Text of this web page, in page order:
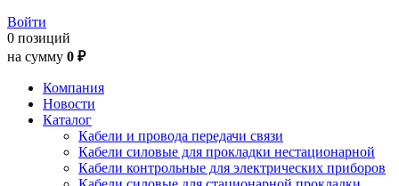
Войти
0 позиций
на сумму 0 ₽
Компания
Новости
Каталог
Кабели и провода передачи связи
Кабели силовые для прокладки нестационарной
Кабели контрольные для электрических приборов